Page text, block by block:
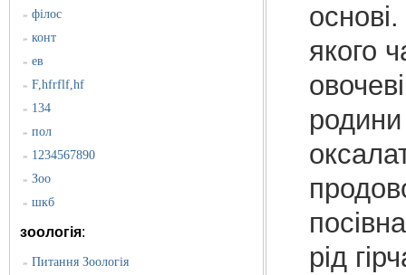
» філос
» конт
» ев
» F,hfrflf,hf
» 134
» пол
» 1234567890
» Зоо
» шкб
зоологія:
» Питання Зоологія
якого
родини
рід